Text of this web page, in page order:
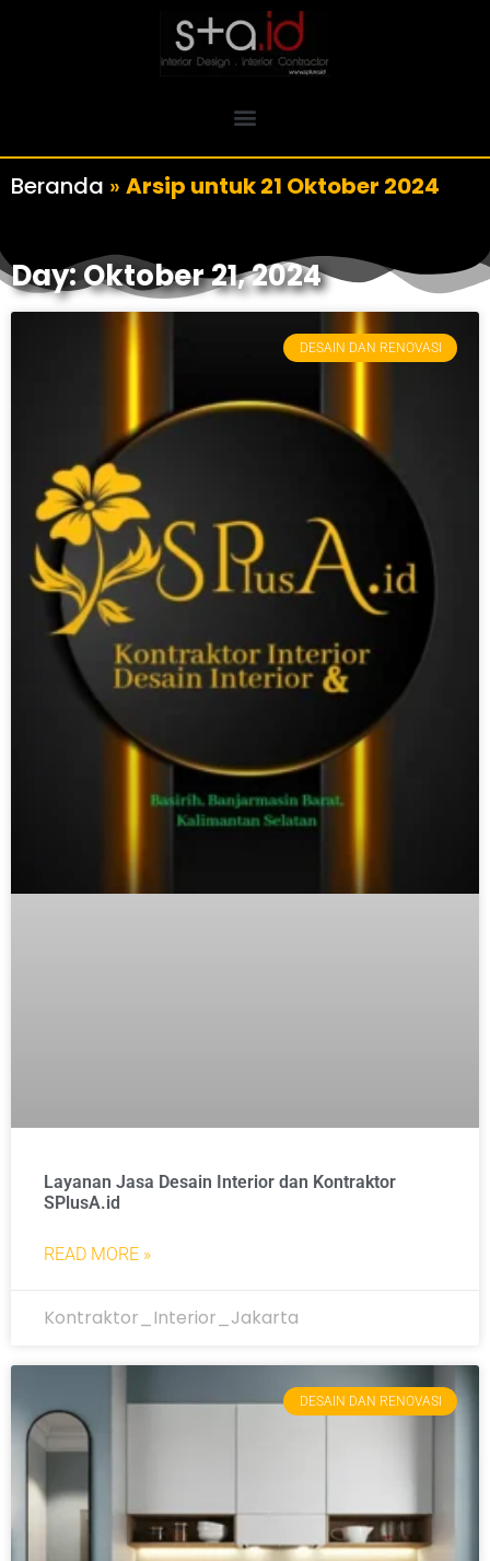
Beranda » Arsip untuk 21 Oktober 2024
Day: Oktober 21, 2024
DESAIN DAN RENOVASI
Layanan Jasa Desain Interior dan Kontraktor
SPlusA.id
READ MORE »
Kontraktor_Interior_Jakarta
DESAIN DAN RENOVASI